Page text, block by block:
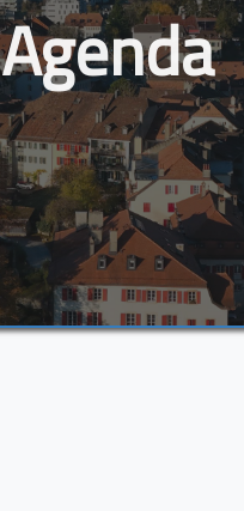
Agenda